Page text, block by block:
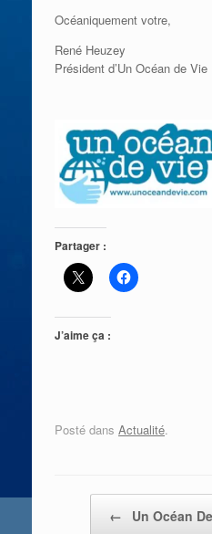
Océaniquement votre,
René Heuzey
Président d’Un Océan de Vie
Partager :
J’aime ça :
Posté dans Actualité.
← Un Océan